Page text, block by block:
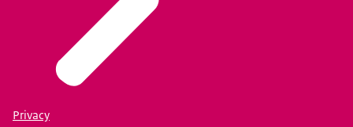
Privacy